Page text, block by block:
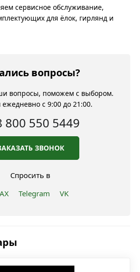
сервисное обслуживание,
для ёлок, гирлянд и
вопросы?
вопросы, поможем с выбором.
ежедневно с 9:00 до 21:00.
800 550 5449
ЗВОНОК
Спросить в
Telegram VK